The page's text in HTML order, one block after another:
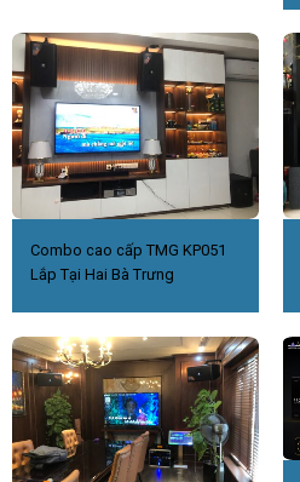
Combo cao cấp TMG KP051
Lắp Tại Hai Bà Trưng